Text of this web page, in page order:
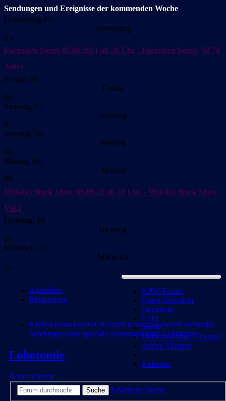
Sendungen und Ereignisse der kommenden Woche
Donnerstag, 05.
Donnerstag
05.
Forgotten Songs 05.08.2021 ab 20 Uhr - Forgotten Songs '60'70
Jahre
Freitag, 06.
Freitag
06.
Samstag, 07.
Samstag
07.
Sonntag, 08.
Sonntag
08.
Montag, 09.
Montag
09.
Monday Rock Show 09.08.21 ab 20 Uhr - Monday Rock Show
Vol.1
Dienstag, 10.
Dienstag
10.
Mittwoch, 11.
Mittwoch
11.
KRW-Forum
Foren-Übersicht
Donations
FAQ
Suche
Unbeantwortete Themen
Aktive Themen
Kalender
Anmelden
Registrieren
KRW-Forum Foren-Übersicht Krautrock-World Webradio
Sendungen und Specials Sendungsarchiv Lobotomie
Lobotomie
Neues Thema
Suche
Erweiterte Suche